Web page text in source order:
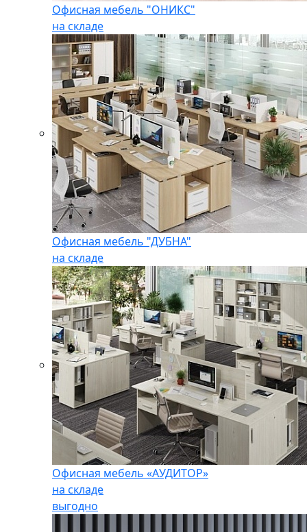
Офисная мебель "ОНИКС"
на складе
Офисная мебель "ДУБНА"
на складе
Офисная мебель «АУДИТОР»
на складе
выгодно